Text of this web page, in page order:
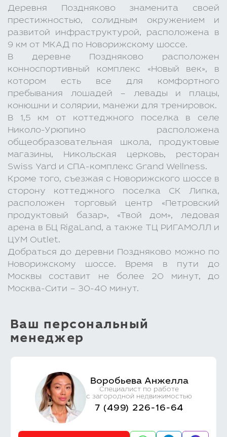
Деревня Поздняково знаменита своей
престижностью, солидным окружением и
развитой инфраструктурой, расположена в
9 км от МКАД по Новорижскому шоссе.
В деревне Поздняково расположен
конноспортивный комплекс «Новый век», в
котором есть все для комфортного
пребывания лошадей – левады и плацы,
конюшни и солярии, манежи для тренировок.
В 1,5 км от коттеджного поселка в селе
Николо-Урюпино расположена
общеобразовательная школа, продуктовые
магазины, Никольская церковь, ресторан
Swiss Yard и СПА-комплекс Grand Wellness.
Кроме того, съезжая с Новорижского шоссе в
сторону коттеджного поселка СК Липка,
расположен торговый центр «Петровский
продуктовый базар», «Твой дом», ледовая
арена в БЦ RigaLand, а также ТЦ РИГАМОЛЛ и
ЦУМ Outlet.
Добраться до деревни Поздняково можно по
Новорижскому шоссе. Время в пути до
Москвы составит не более 20 минут, до
Москва-Сити – 30-40 минут.
Ваш персональный
менеджер
Воробьева Анжелла
Специалист по работе
с загородной недвижимостью
7 (499) 226-16-64